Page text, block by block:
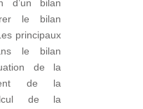
d’un bilan
le bilan
principaux
le bilan
de la
de la
de la